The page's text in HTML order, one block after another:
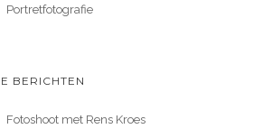
Portretfotografie
BERICHTEN
Fotoshoot met Rens Kroes